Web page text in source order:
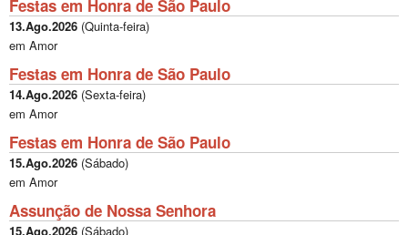
Festas em Honra de São Paulo
13.Ago.2026 (Quinta-feira)
em Amor
Festas em Honra de São Paulo
14.Ago.2026 (Sexta-feira)
em Amor
Festas em Honra de São Paulo
15.Ago.2026 (Sábado)
em Amor
Assunção de Nossa Senhora
15.Ago.2026 (Sábado)